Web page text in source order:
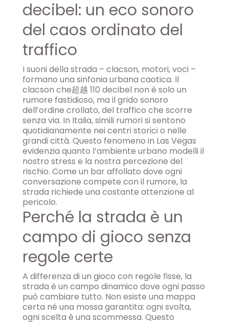
decibel: un eco sonoro
del caos ordinato del
traffico
I suoni della strada – clacson, motori, voci –
formano una sinfonia urbana caotica. Il
clacson che超越 110 decibel non è solo un
rumore fastidioso, ma il grido sonoro
dell’ordine crollato, del traffico che scorre
senza via. In Italia, simili rumori si sentono
quotidianamente nei centri storici o nelle
grandi città. Questo fenomeno in Las Vegas
evidenzia quanto l’ambiente urbano modelli il
nostro stress e la nostra percezione del
rischio. Come un bar affollato dove ogni
conversazione compete con il rumore, la
strada richiede una costante attenzione al
pericolo.
Perché la strada è un
campo di gioco senza
regole certe
A differenza di un gioco con regole fisse, la
strada è un campo dinamico dove ogni passo
può cambiare tutto. Non esiste una mappa
certa né una mossa garantita: ogni svolta,
ogni scelta è una scommessa. Questo